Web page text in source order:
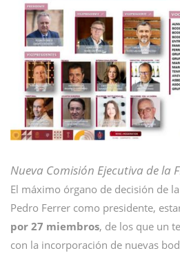
Nueva Comisión Ejecutiva de la
El máximo órgano de decisión de
Pedro Ferrer como presidente,
por 27 miembros, de los que un
con la incorporación de nuevas